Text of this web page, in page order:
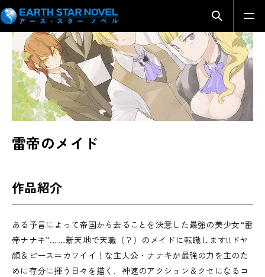
検索モー
雷帝のメイド
作品紹介
ある予言によって帝国から去ることを決意した最強の美少女“雷
帝ナナキ”……新天地で天職（？）のメイドに転職します!!ドヤ
顔＆ピース＝カワイイ！な主人公・ナナキが最強の力を主のた
めに存分に揮う日々を描く、神速のアクション＆クセになるコ